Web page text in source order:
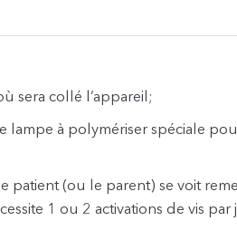
sera collé l’appareil;
lampe à polymériser spéciale
patient (ou le parent) se voit
1 ou 2 activations de vis par